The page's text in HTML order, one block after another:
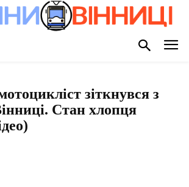
зіткнувся з
Стан хлопця